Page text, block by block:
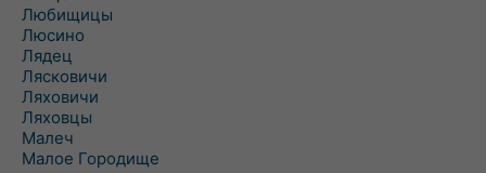
Любищицы
Люсино
Лядец
Лясковичи
Ляховичи
Ляховцы
Малеч
Малое Городище